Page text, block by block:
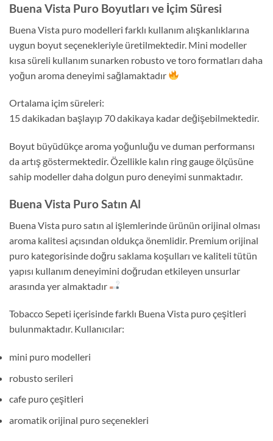
Buena Vista Puro Boyutları ve İçim Süresi
Buena Vista puro modelleri farklı kullanım alışkanlıklarına
uygun boyut seçenekleriyle üretilmektedir. Mini modeller
kısa süreli kullanım sunarken robusto ve toro formatları daha
yoğun aroma deneyimi sağlamaktadır
Ortalama içim süreleri:
15 dakikadan başlayıp 70 dakikaya kadar değişebilmektedir.
Boyut büyüdükçe aroma yoğunluğu ve duman performansı
da artış göstermektedir. Özellikle kalın ring gauge ölçüsüne
sahip modeller daha dolgun puro deneyimi sunmaktadır.
Buena Vista Puro Satın Al
Buena Vista puro satın al işlemlerinde ürünün orijinal olması
aroma kalitesi açısından oldukça önemlidir. Premium orijinal
puro kategorisinde doğru saklama koşulları ve kaliteli tütün
yapısı kullanım deneyimini doğrudan etkileyen unsurlar
arasında yer almaktadır
Tobacco Sepeti içerisinde farklı Buena Vista puro çeşitleri
bulunmaktadır. Kullanıcılar:
mini puro modelleri
robusto serileri
cafe puro çeşitleri
aromatik orijinal puro seçenekleri